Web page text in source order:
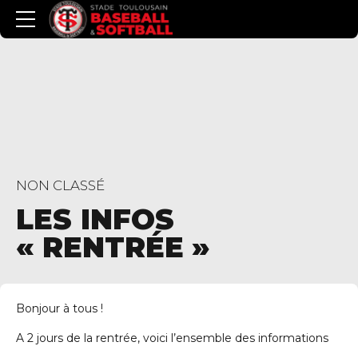
NON CLASSÉ
LES INFOS
« RENTRÉE »
Bonjour à tous !
A 2 jours de la rentrée, voici l’ensemble des informations